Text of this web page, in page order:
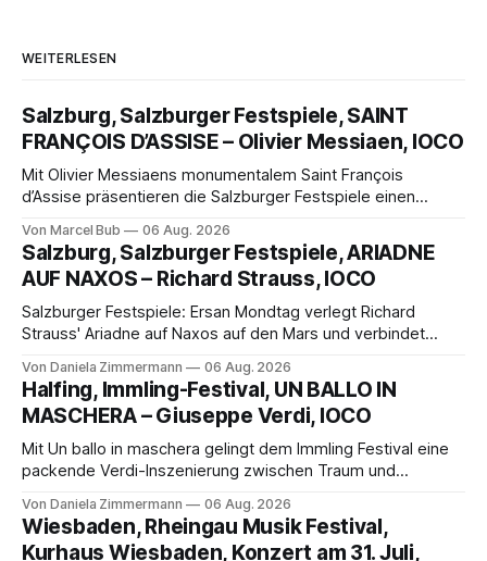
WEITERLESEN
Salzburg, Salzburger Festspiele, SAINT
FRANÇOIS D’ASSISE – Olivier Messiaen, IOCO
Mit Olivier Messiaens monumentalem Saint François
d’Assise präsentieren die Salzburger Festspiele einen
eine bildgewaltige Inszenierung, Maxime Pascal entfaltet
die komplexe Partitur eindrucksvoll, Philippe Sly berührt als
Franziskus.
Von Marcel Bub 06 Aug. 2026
Salzburg, Salzburger Festspiele, ARIADNE
AUF NAXOS – Richard Strauss, IOCO
Salzburger Festspiele: Ersan Mondtag verlegt Richard
Strauss' Ariadne auf Naxos auf den Mars und verbindet
Aufführung mit starken Solisten und den Wiener
Philharmonikern, szenisch bleibt der zweite Akt jedoch
hinter den Erwartungen zurück.
Von Daniela Zimmermann 06 Aug. 2026
Halfing, Immling-Festival, UN BALLO IN
MASCHERA – Giuseppe Verdi, IOCO
Mit Un ballo in maschera gelingt dem Immling Festival eine
packende Verdi-Inszenierung zwischen Traum und
psychologische Tiefe mit starken Bildern, getragen von
einem spielfreudigen Ensemble und einer musikalisch
Von Daniela Zimmermann 06 Aug. 2026
Wiesbaden, Rheingau Musik Festival,
Kurhaus Wiesbaden, Konzert am 31. Juli,